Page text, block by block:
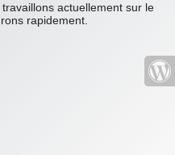
actuellement sur le
rapidement.